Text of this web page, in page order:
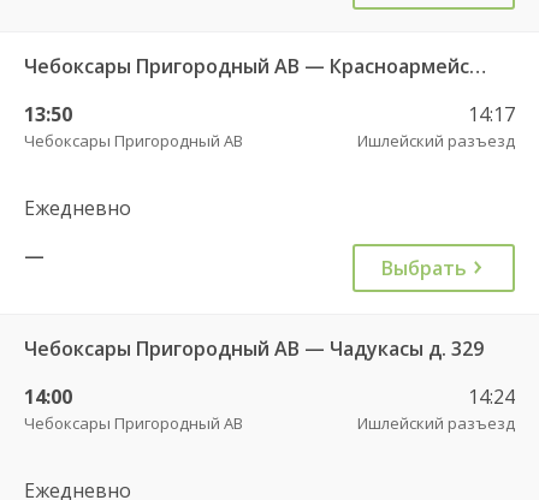
Чебоксары Пригородный АВ — Красноармейское с. ДКП 121
13:50
Чебоксары Пригородный АВ
14:17
Ишлейский разъезд
Ежедневно
—
Выбрать
Чебоксары Пригородный АВ — Чадукасы д. 329
14:00
Чебоксары Пригородный АВ
14:24
Ишлейский разъезд
Ежедневно